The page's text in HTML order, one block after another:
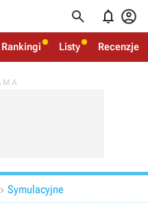
  
Rankingi Listy Recenzje
 Symulacyjne